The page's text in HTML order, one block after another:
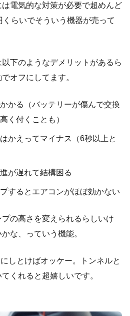
電気的な対策が必要で超めんど
くらいでそういう機器が売って
下のようなデメリットがあるら
オフにしてます。
かる（バッテリーが傷んで交換
く付くことも）
かえってマイナス（6秒以上と
が遅れて結構困る
するとエアコンがほぼ効かない
の高さを変えられるらしいけ
な、っていう機能。
しとけばオッケー。トンネルと
くれると超嬉しいです。